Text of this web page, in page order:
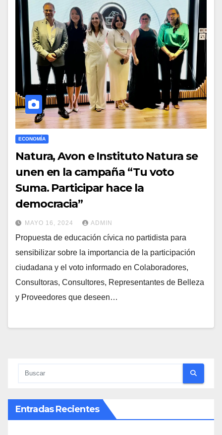
ECONOMÍA
Natura, Avon e Instituto Natura se
unen en la campaña “Tu voto
Suma. Participar hace la
democracia”
MAYO 16, 2024 ADMIN
Propuesta de educación cívica no partidista para
sensibilizar sobre la importancia de la participación
ciudadana y el voto informado en Colaboradores,
Consultoras, Consultores, Representantes de Belleza
y Proveedores que deseen…
Entradas Recientes